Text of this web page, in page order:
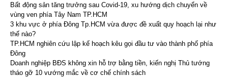
Bất động sản tăng trưởng sau Covid-19, xu hướng dịch chuyển về
vùng ven phía Tây Nam TP.HCM
3 khu vực ở phía Đông Tp.HCM vừa được đề xuất quy hoạch lại như
thế nào?
TP.HCM nghiên cứu lập kế hoạch kêu gọi đầu tư vào thành phố phía
Đông
Doanh nghiệp BĐS không xin hỗ trợ bằng tiền, kiến nghị Thủ tướng
tháo gỡ 10 vướng mắc về cơ chế chính sách